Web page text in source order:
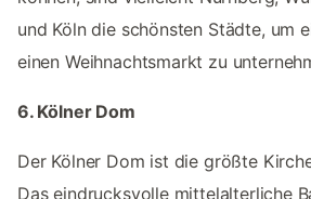
und Köln die schönsten Städte, um
einen Weihnachtsmarkt zu
6. Kölner Dom
Der Kölner Dom ist die größte
Das eindrucksvolle mittelalterliche